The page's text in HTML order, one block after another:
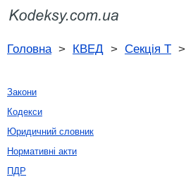
Головна> КВЕД > Секція T >
Закони
Кодекси
Юридичний словник
Нормативні акти
ПДР